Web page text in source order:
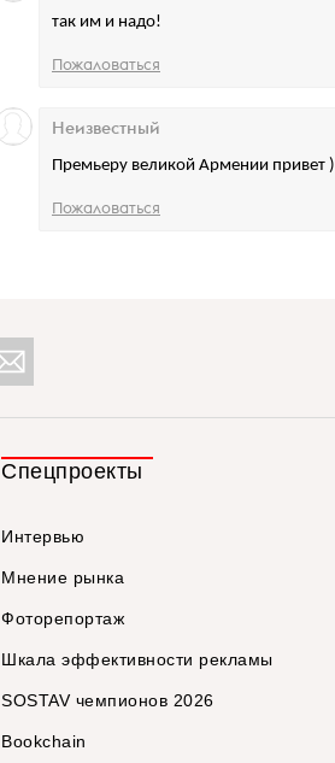
так им и надо!
Пожаловаться
Премьеру великой Армении привет )
Неизвестный
Пожаловаться
Спецпроекты
Интервью
Мнение рынка
Фоторепортаж
Шкала эффективности рекламы
SOSTAV чемпионов 2026
Bookchain